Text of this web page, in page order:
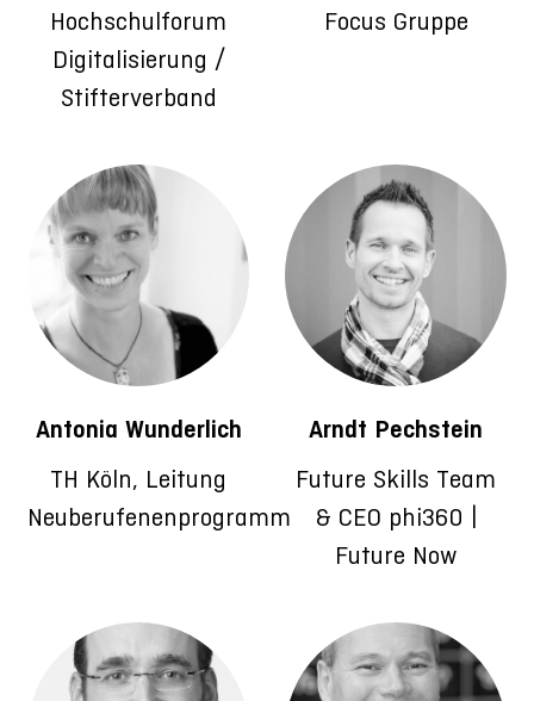
Hochschulforum
Digitalisierung /
Stifterverband
Focus Gruppe
Antonia Wunderlich
TH Köln, Leitung
Neuberufenenprogramm
Arndt Pechstein
Future Skills Team
& CEO phi360 |
Future Now